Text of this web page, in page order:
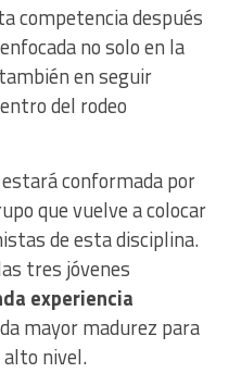
competencia después
no solo en la
en seguir
del rodeo
conformada por
que vuelve a colocar
de esta disciplina.
tres jóvenes
experiencia
mayor madurez para
alto nivel.